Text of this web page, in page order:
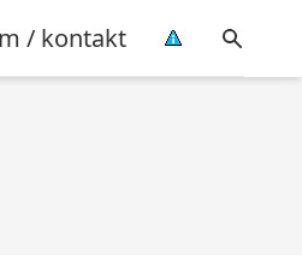
/ kontakt